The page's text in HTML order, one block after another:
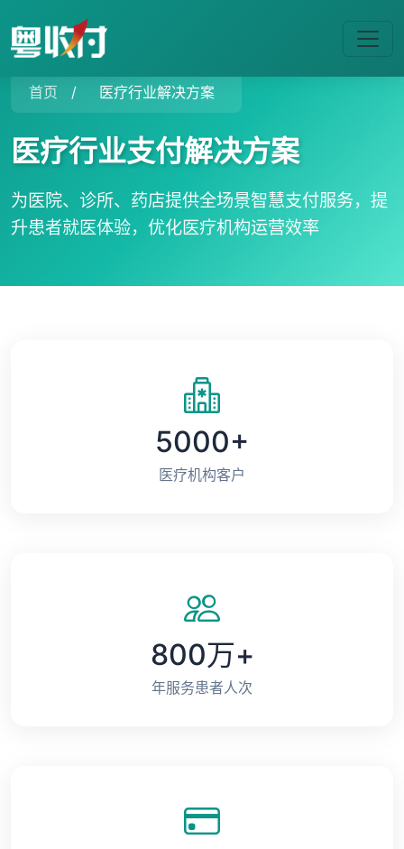
首页 / 医疗行业解决方案
医疗行业支付解决方案
为医院、诊所、药店提供全场景智慧支付服务，提
升患者就医体验，优化医疗机构运营效率
5000+
医疗机构客户
800万+
年服务患者人次